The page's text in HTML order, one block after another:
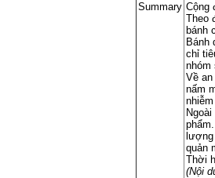
Summary Cộng
Theo
bánh
Bánh
chỉ
nhóm
Về
nấm
quản
Thời
(Nội